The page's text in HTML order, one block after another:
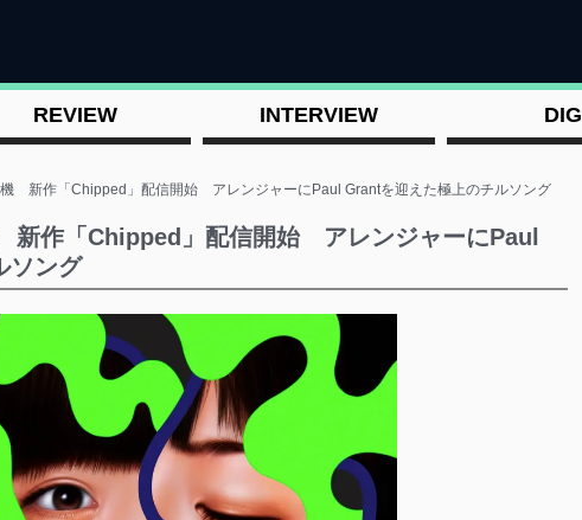
REVIEW INTERVIEW DIG
機 新作「Chipped」配信開始 アレンジャーにPaul Grantを迎えた極上のチルソング
新作「Chipped」配信開始 アレンジャーにPaul
ソング